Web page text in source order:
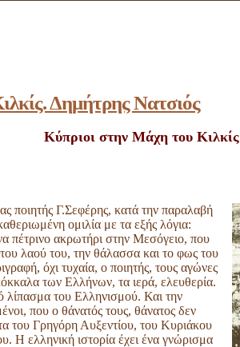
Δημήτρης Νατσιός
Κύπριοι στην Μάχη του Κιλκίς
ποιητής Γ.Σεφέρης, κατά την παραλαβή
ομιλία με τα εξής λόγια:
πέτρινο ακρωτήρι στην Μεσόγειο, που
λαού του, την θάλασσα και το φως του
όχι τυχαία, ο ποιητής, τους αγώνες
των Ελλήνων, τα ιερά, ελευθερία.
λίπασμα του Ελληνισμού. Και την
που ο θάνατός τους, θάνατος δεν
του Γρηγόρη Αυξεντίου, του Κυριάκου
ελληνική ιστορία έχει ένα γνώρισμα